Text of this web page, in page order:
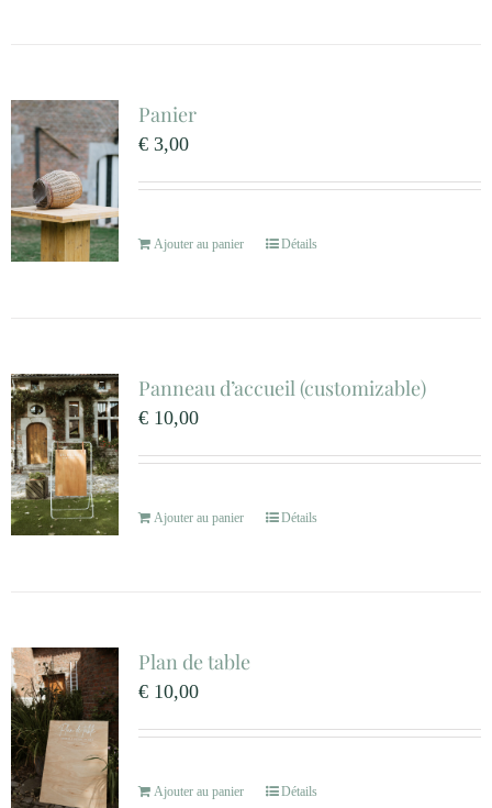
Panier
€3,00
Ajouter au panier Détails
Panneau d’accueil (customizable)
€10,00
Ajouter au panier Détails
Plan de table
€10,00
Ajouter au panier Détails